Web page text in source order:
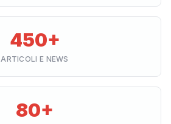
450+
ARTICOLI E NEWS
80+